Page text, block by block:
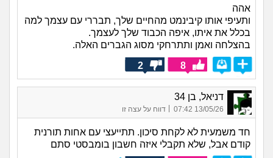
אהה
ותעיפי אותו קיבינמט מהחיים שלך, תבררי עם עצמך למה
בכלל את איתו, איפה הכבוד שלך לעצמך.
בהצלחה ואמן ותתרחקי מסוג הגברים האלה.
8
2
דניאל, בן 34
13/05/26 07:42
| דווח על עצה זו
חד משמעית לא לקחת סיכון. תתייעצי עם אחות תורנית
קודם אבל, שלא תקבלי איזה חשבון בומבסטי סתם